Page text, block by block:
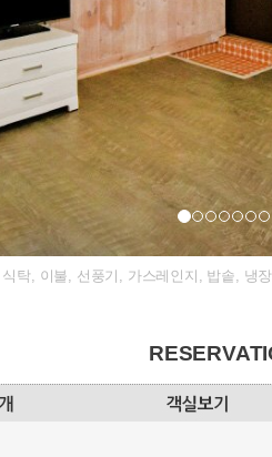
탁, 이불, 선풍기, 가스레인지, 밥솥, 냉